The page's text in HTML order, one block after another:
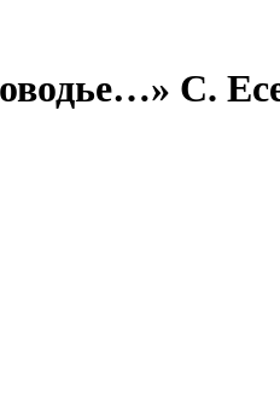
С.